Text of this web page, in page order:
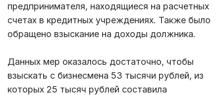
предпринимателя, находящиеся на расчетных
счетах в кредитных учреждениях. Также было
обращено взыскание на доходы должника.
Данных мер оказалось достаточно, чтобы
взыскать с бизнесмена 53 тысячи рублей, из
которых 25 тысяч рублей составила